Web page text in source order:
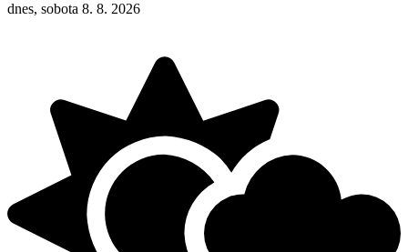
dnes, sobota 8. 8. 2026